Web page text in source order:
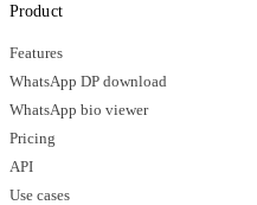
Product
Features
WhatsApp DP download
WhatsApp bio viewer
Pricing
API
Use cases